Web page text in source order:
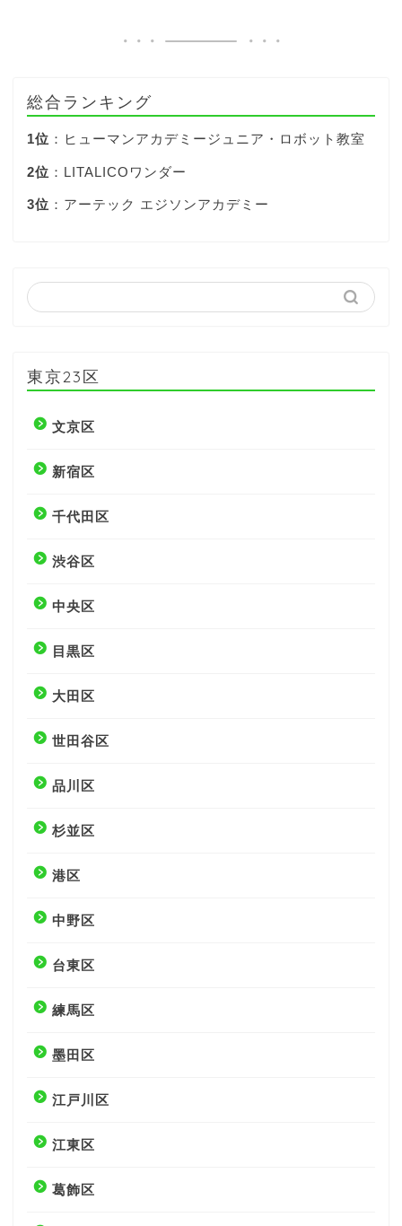
総合ランキング
1位 ：ヒューマンアカデミージュニア・ロボット教室
2位 ：LITALICOワンダー
3位 ：アーテック エジソンアカデミー
東京23区
文京区
新宿区
千代田区
渋谷区
中央区
目黒区
大田区
世田谷区
品川区
杉並区
港区
中野区
台東区
練馬区
墨田区
江戸川区
江東区
葛飾区